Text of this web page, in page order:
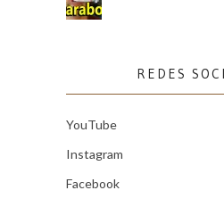
REDES
YouTube
Instagram
Facebook